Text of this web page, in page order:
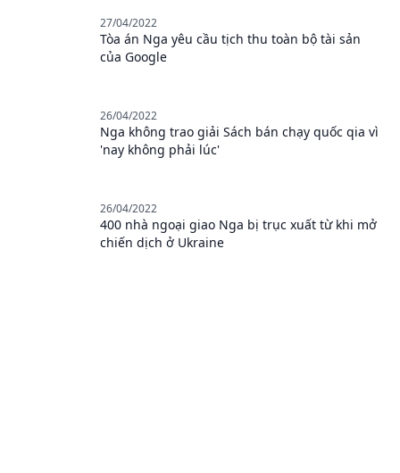
27/04/2022
Tòa án Nga yêu cầu tịch thu toàn bộ tài sản
của Google
26/04/2022
Nga không trao giải Sách bán chạy quốc qia vì
'nay không phải lúc'
26/04/2022
400 nhà ngoại giao Nga bị trục xuất từ khi mở
chiến dịch ở Ukraine